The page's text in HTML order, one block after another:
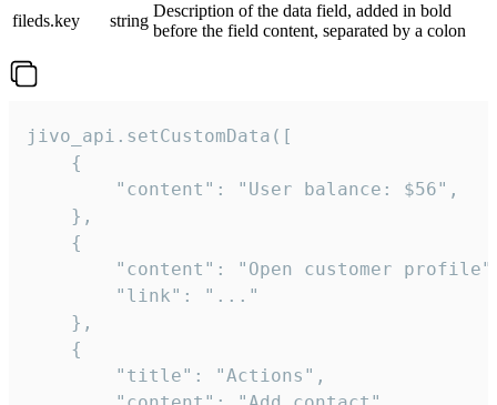
fileds.key
string
Description of the data field, added in bold
before the field content, separated by a colon
jivo_api.setCustomData([
    {
        "content": "User balance: $56",
    },
    {
"content": "Open customer
        "link": "..."
    },
    {
        "title": "Actions",